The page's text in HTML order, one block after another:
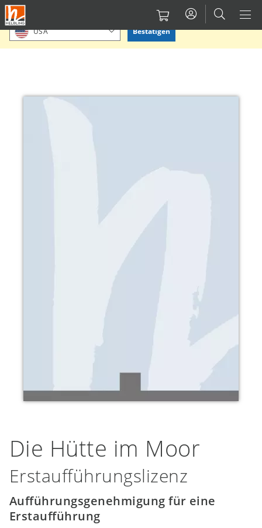
Direkt
zum
Inhalt
Bitte Standort bestätigen oder einen anderen auswählen.
USA Bestätigen
Die Hütte im Moor
Erstaufführungslizenz
Aufführungsgenehmigung für eine
Erstaufführung